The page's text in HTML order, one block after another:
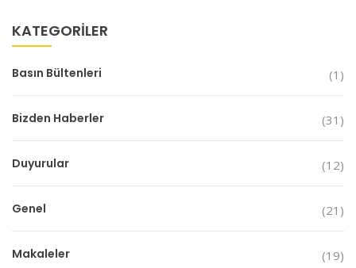
KATEGORILER
Basın Bültenleri (1)
Bizden Haberler (31)
Duyurular (12)
Genel (21)
Makaleler (19)